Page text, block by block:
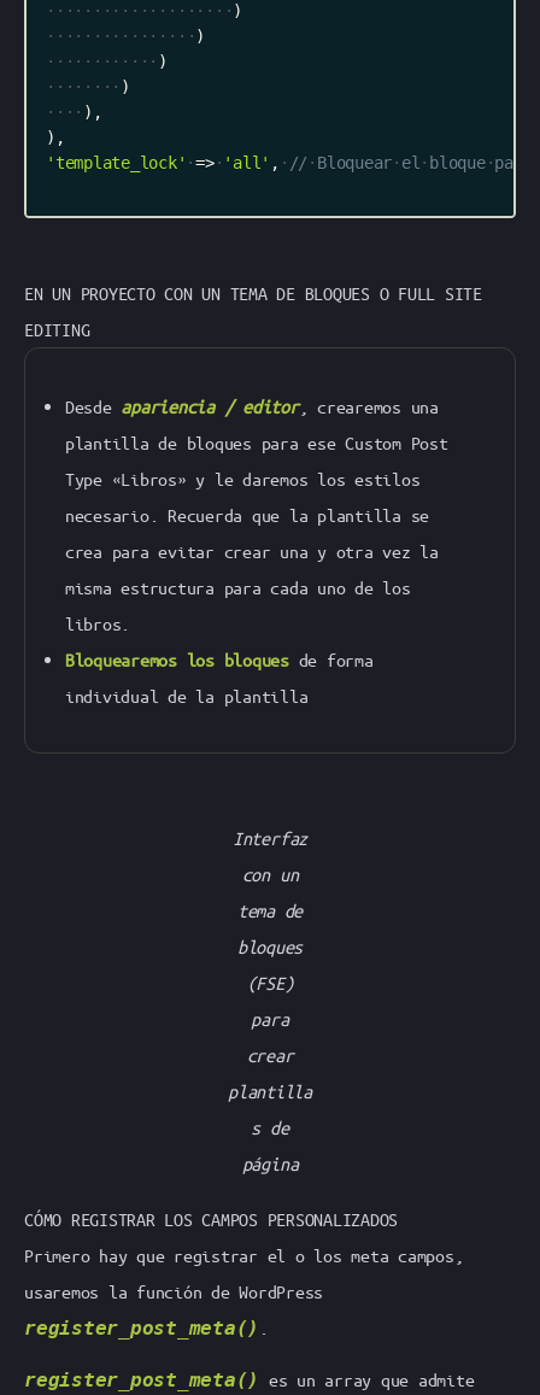
)
)
)
)
) ,
) ,
'template_lock'
=> 'all' , // Bloquear el bloque para
EN UN PROYECTO CON UN TEMA DE BLOQUES O FULL SITE
EDITING
Desde apariencia / editor, crearemos una
plantilla de bloques para ese Custom Post
Type «Libros» y le daremos los estilos
necesario. Recuerda que la plantilla se
crea para evitar crear una y otra vez la
misma estructura para cada uno de los
libros.
Bloquearemos los bloquesde forma
individual de la plantilla
Interfaz
con un
tema de
bloques
(FSE)
para
crear
plantilla
s de
página
CÓMO REGISTRAR LOS CAMPOS PERSONALIZADOS
Primero hay que registrar el o los meta campos,
usaremos la función de WordPress
register_post_meta()
register_post_meta() es un array que admite